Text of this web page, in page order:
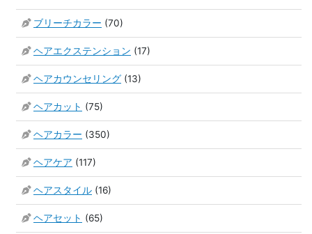
ブリーチカラー (70)
ヘアエクステンション (17)
ヘアカウンセリング (13)
ヘアカット (75)
ヘアカラー (350)
ヘアケア (117)
ヘアスタイル (16)
ヘアセット (65)